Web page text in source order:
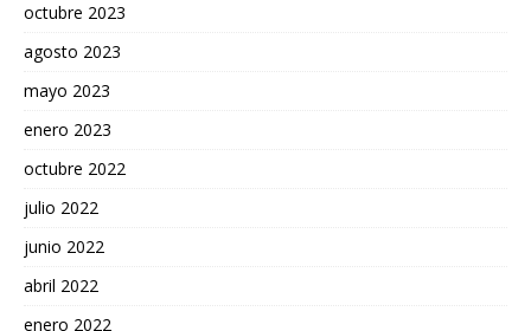
octubre 2023
agosto 2023
mayo 2023
enero 2023
octubre 2022
julio 2022
junio 2022
abril 2022
enero 2022